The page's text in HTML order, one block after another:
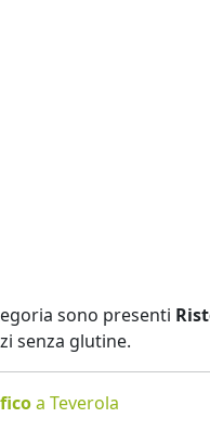
sono presenti
senza glutine.
a Teverola